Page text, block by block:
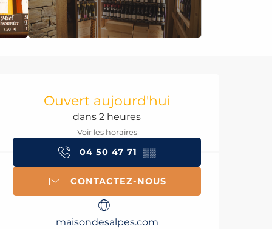
et
Ouvert aujourd'hui
dans 2 heures
Voir les horaires
04 50 47 71 ▒▒
CONTACTEZ-NOUS
maisondesalpes.com